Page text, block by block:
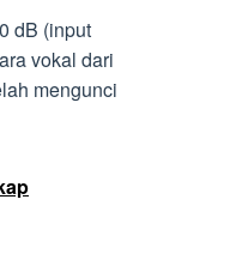
dB (input
vokal dari
mengunci